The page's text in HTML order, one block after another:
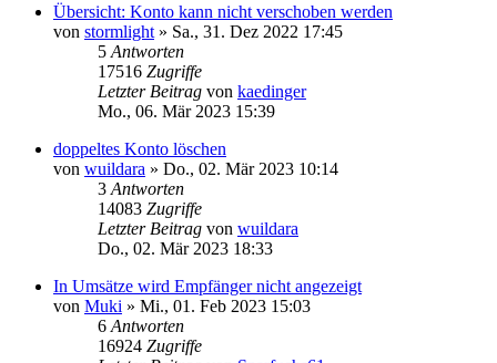
Übersicht: Konto kann nicht verschoben werden
von stormlight » Sa., 31. Dez 2022 17:45
5 Antworten
17516 Zugriffe
Letzter Beitrag von kaedinger
Mo., 06. Mär 2023 15:39
doppeltes Konto löschen
von wuildara » Do., 02. Mär 2023 10:14
3 Antworten
14083 Zugriffe
Letzter Beitrag von wuildara
Do., 02. Mär 2023 18:33
In Umsätze wird Empfänger nicht angezeigt
von Muki » Mi., 01. Feb 2023 15:03
6 Antworten
16924 Zugriffe